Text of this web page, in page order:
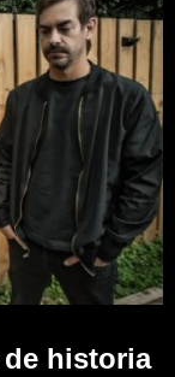
de historia